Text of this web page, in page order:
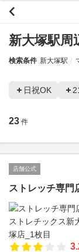
新大塚駅
検索条件 新大塚駅
日祝OK
23 件
店舗公式
ストレッチ専門